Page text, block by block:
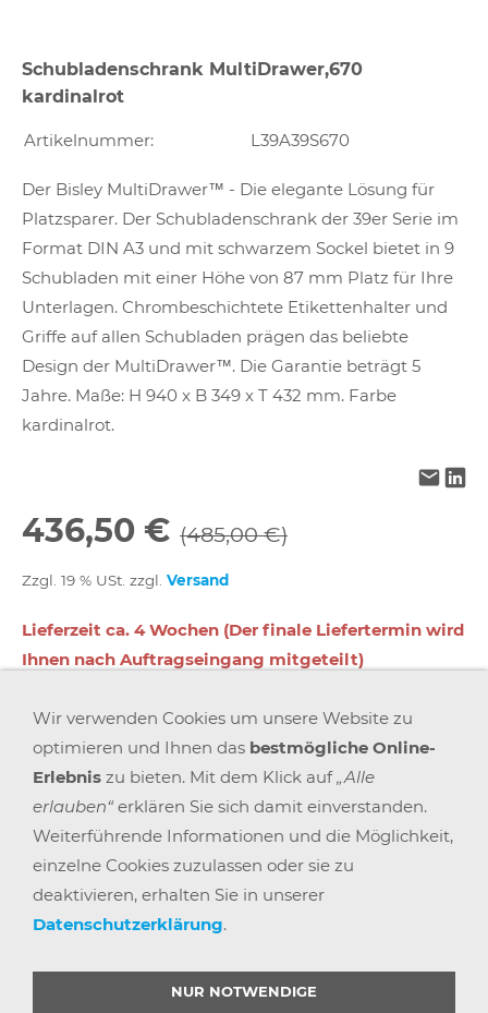
Schubladenschrank MultiDrawer,670
kardinalrot
Artikelnummer: L39A39S670
Der Bisley MultiDrawer™ - Die elegante Lösung für
Platzsparer. Der Schubladenschrank der 39er Serie im
Format DIN A3 und mit schwarzem Sockel bietet in 9
Schubladen mit einer Höhe von 87 mm Platz für Ihre
Unterlagen. Chrombeschichtete Etikettenhalter und
Griffe auf allen Schubladen prägen das beliebte
Design der MultiDrawer™. Die Garantie beträgt 5
Jahre. Maße: H 940 x B 349 x T 432 mm. Farbe
kardinalrot.
436,50 € (485,00 €)
Zzgl. 19 % USt. zzgl. Versand
Lieferzeit ca. 4 Wochen (Der finale Liefertermin wird
Ihnen nach Auftragseingang mitgeteilt)
Für später merken
ARBEITSPLATZEXPERTEN
PARTNERPROGRAMM
GEMEINSAM STÄRKER
WIDERRUF BUTTON
Wir verwenden Cookies um unsere Website zu
optimieren und Ihnen das bestmögliche Online-
Erlebnis zu bieten. Mit dem Klick auf„Alle
erlauben“ erklären Sie sich damit einverstanden.
Weiterführende Informationen und die Möglichkeit,
einzelne Cookies zuzulassen oder sie zu
deaktivieren, erhalten Sie in unserer
Datenschutzerklärung.
NUR NOTWENDIGE